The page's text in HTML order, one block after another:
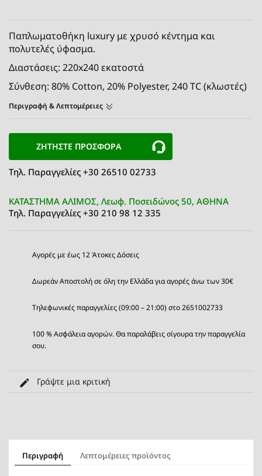
Παπλωματοθήκη luxury με χρυσό κέντημα και
πολυτελές ύφασμα.
Διαστάσεις: 220x240 εκατοστά
Σύνθεση: 80% Cotton, 20% Polyester, 240 TC (κλωστές)
Περιγραφή & Λεπτομέρειες
ΖΗΤΗΣΤΕ ΠΡΟΣΦΟΡΑ
Τηλ. Παραγγελίες +30 26510 02733
ΚΑΤΑΣΤΗΜΑ ΑΛΙΜΟΣ, Λεωφ. Ποσειδώνος 50, ΑΘΗΝΑ
Τηλ. Παραγγελίες +30 210 98 12 335
Αγορές με έως 12 Άτοκες Δόσεις
Δωρεάν Αποστολή σε όλη την Ελλάδα για αγορές άνω των 30€
Τηλεφωνικές παραγγελίες (09:00 – 21:00) στο 2651002733
100 % Ασφάλεια αγορών. Θα παραλάβεις σίγουρα την παραγγελία
σου.
Γράψτε μια κριτική
Περιγραφή Λεπτομέρειες προϊόντος